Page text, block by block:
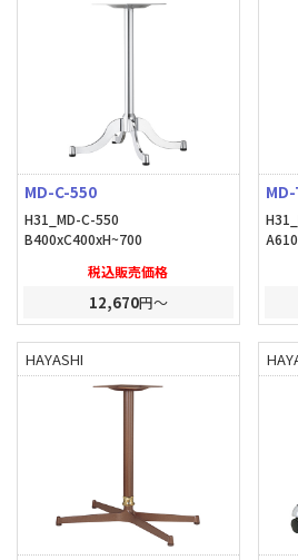
MD-C-550
H31_MD-C-550
B400xC400xH~700
税込販売価格
12,670円～
HAYASHI